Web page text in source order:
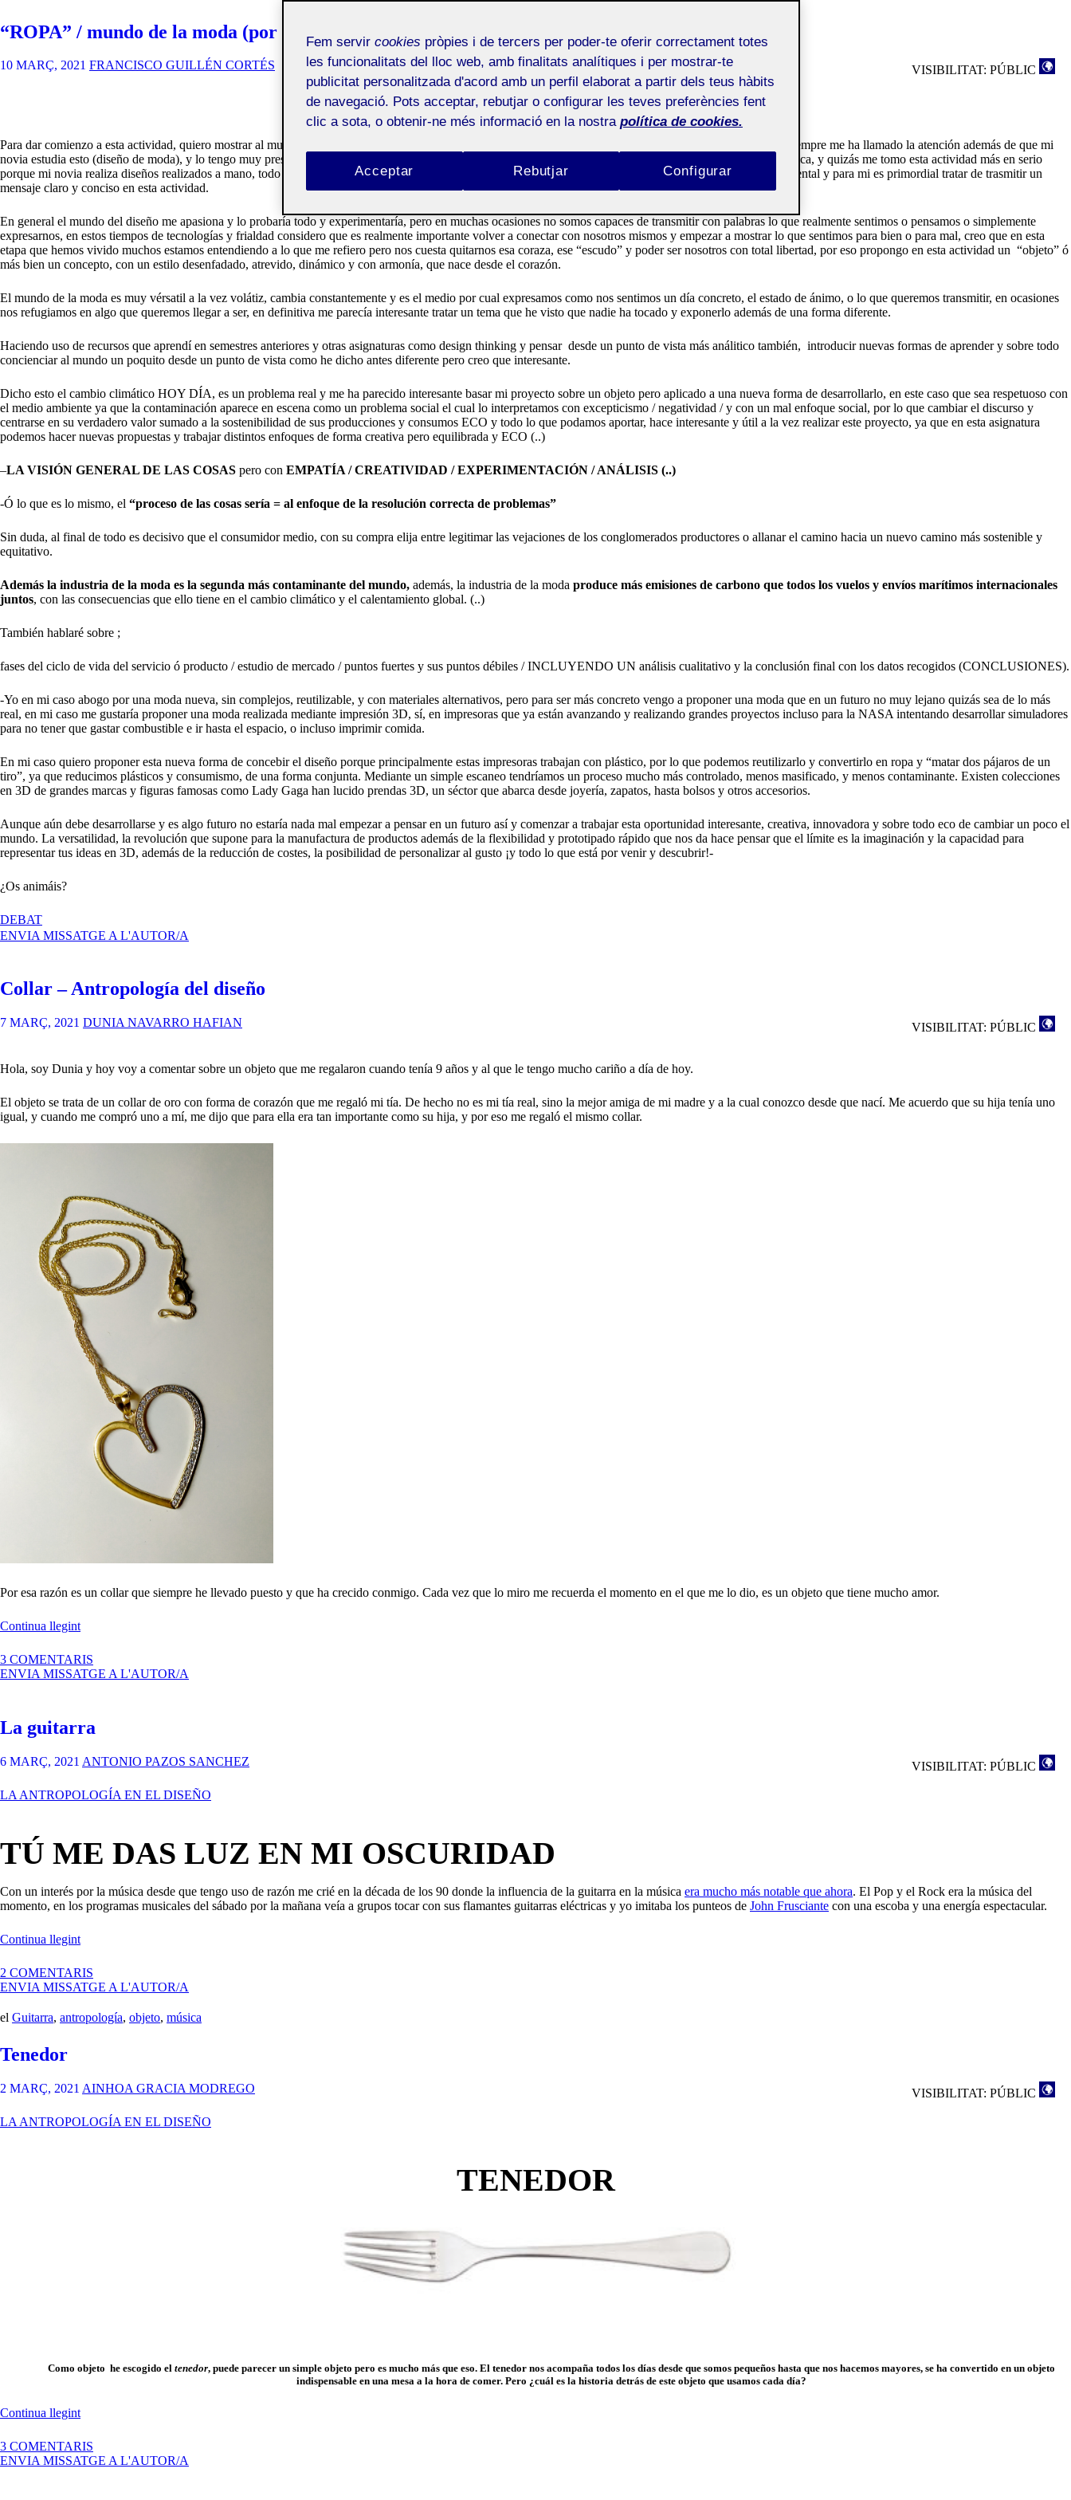
“ROPA” / mundo de la moda (por FRANCISCO GUILLÉN)
10 MARÇ, 2021 FRANCISCO GUILLÉN CORTÉS VISIBILITAT: PÚBLIC
Para dar comienzo a esta actividad, quiero mostrar al mundo una parte de la visión que tengo dentro del mundo de la moda y lo que significa para mi, ya que siempre me ha llamado la atención además de que mi
novia estudia esto (diseño de moda), y lo tengo muy presente en mi día a día, dicho esto lo que a mi me transmite a mi mismo, cada prenda es una sensación única, y quizás me tomo esta actividad más en serio
porque mi novia realiza diseños realizados a mano, todo artesanal y aboga por reutilizar materiales. Soy una persona muy creativa e impulsiva pero muy sentimental y para mi es primordial tratar de trasmitir un
mensaje claro y conciso en esta actividad.
En general el mundo del diseño me apasiona y lo probaría todo y experimentaría, pero en muchas ocasiones no somos capaces de transmitir con palabras lo que realmente sentimos o pensamos o simplemente
expresarnos, en estos tiempos de tecnologías y frialdad considero que es realmente importante volver a conectar con nosotros mismos y empezar a mostrar lo que sentimos para bien o para mal, creo que en esta
etapa que hemos vivido muchos estamos entendiendo a lo que me refiero pero nos cuesta quitarnos esa coraza, ese “escudo” y poder ser nosotros con total libertad, por eso propongo en esta actividad un “objeto” ó
más bien un concepto, con un estilo desenfadado, atrevido, dinámico y con armonía, que nace desde el corazón.
El mundo de la moda es muy vérsatil a la vez volátiz, cambia constantemente y es el medio por cual expresamos como nos sentimos un día concreto, el estado de ánimo, o lo que queremos transmitir, en ocasiones
nos refugiamos en algo que queremos llegar a ser, en definitiva me parecía interesante tratar un tema que he visto que nadie ha tocado y exponerlo además de una forma diferente.
Haciendo uso de recursos que aprendí en semestres anteriores y otras asignaturas como design thinking y pensar desde un punto de vista más análitico también, introducir nuevas formas de aprender y sobre todo
concienciar al mundo un poquito desde un punto de vista como he dicho antes diferente pero creo que interesante.
Dicho esto el cambio climático HOY DÍA, es un problema real y me ha parecido interesante basar mi proyecto sobre un objeto pero aplicado a una nueva forma de desarrollarlo, en este caso que sea respetuoso con
el medio ambiente ya que la contaminación aparece en escena como un problema social el cual lo interpretamos con excepticismo / negatividad / y con un mal enfoque social, por lo que cambiar el discurso y
centrarse en su verdadero valor sumado a la sostenibilidad de sus producciones y consumos ECO y todo lo que podamos aportar, hace interesante y útil a la vez realizar este proyecto, ya que en esta asignatura
podemos hacer nuevas propuestas y trabajar distintos enfoques de forma creativa pero equilibrada y ECO (..)
–LA VISIÓN GENERAL DE LAS COSAS pero con EMPATÍA / CREATIVIDAD / EXPERIMENTACIÓN / ANÁLISIS (..)
-Ó lo que es lo mismo, el “proceso de las cosas sería = al enfoque de la resolución correcta de problemas”
Sin duda, al final de todo es decisivo que el consumidor medio, con su compra elija entre legitimar las vejaciones de los conglomerados productores o allanar el camino hacia un nuevo camino más sostenible y
equitativo.
Además la industria de la moda es la segunda más contaminante del mundo, además, la industria de la moda produce más emisiones de carbono que todos los vuelos y envíos marítimos internacionales
juntos, con las consecuencias que ello tiene en el cambio climático y el calentamiento global. (..)
También hablaré sobre ;
fases del ciclo de vida del servicio ó producto / estudio de mercado / puntos fuertes y sus puntos débiles / INCLUYENDO UN análisis cualitativo y la conclusión final con los datos recogidos (CONCLUSIONES).
-Yo en mi caso abogo por una moda nueva, sin complejos, reutilizable, y con materiales alternativos, pero para ser más concreto vengo a proponer una moda que en un futuro no muy lejano quizás sea de lo más
real, en mi caso me gustaría proponer una moda realizada mediante impresión 3D, sí, en impresoras que ya están avanzando y realizando grandes proyectos incluso para la NASA intentando desarrollar simuladores
para no tener que gastar combustible e ir hasta el espacio, o incluso imprimir comida.
En mi caso quiero proponer esta nueva forma de concebir el diseño porque principalmente estas impresoras trabajan con plástico, por lo que podemos reutilizarlo y convertirlo en ropa y “matar dos pájaros de un
tiro”, ya que reducimos plásticos y consumismo, de una forma conjunta. Mediante un simple escaneo tendríamos un proceso mucho más controlado, menos masificado, y menos contaminante. Existen colecciones
en 3D de grandes marcas y figuras famosas como Lady Gaga han lucido prendas 3D, un séctor que abarca desde joyería, zapatos, hasta bolsos y otros accesorios.
Aunque aún debe desarrollarse y es algo futuro no estaría nada mal empezar a pensar en un futuro así y comenzar a trabajar esta oportunidad interesante, creativa, innovadora y sobre todo eco de cambiar un poco el
mundo. La versatilidad, la revolución que supone para la manufactura de productos además de la flexibilidad y prototipado rápido que nos da hace pensar que el límite es la imaginación y la capacidad para
representar tus ideas en 3D, además de la reducción de costes, la posibilidad de personalizar al gusto ¡y todo lo que está por venir y descubrir!-
¿Os animáis?
DEBATA
“ROPA”
LA
(POR
ENVIA MISSATGE A L'AUTOR/A
Collar – Antropología del diseño
7 MARÇ, 2021 DUNIA NAVARRO HAFIAN VISIBILITAT: PÚBLIC
Hola, soy Dunia y hoy voy a comentar sobre un objeto que me regalaron cuando tenía 9 años y al que le tengo mucho cariño a día de hoy.
El objeto se trata de un collar de oro con forma de corazón que me regaló mi tía. De hecho no es mi tía real, sino la mejor amiga de mi madre y a la cual conozco desde que nací. Me acuerdo que su hija tenía uno
igual, y cuando me compró uno a mí, me dijo que para ella era tan importante como su hija, y por eso me regaló el mismo collar.
Por esa razón es un collar que siempre he llevado puesto y que ha crecido conmigo. Cada vez que lo miro me recuerda el momento en el que me lo dio, es un objeto que tiene mucho amor.
Continua llegint«Collar
Antropología
del
diseño»
3 COMENTARIS
COLLAR
DISEÑO
ENVIA MISSATGE A L'AUTOR/A
La guitarra
6 MARÇ, 2021 ANTONIO PAZOS SANCHEZ VISIBILITAT: PÚBLIC
LA ANTROPOLOGÍA EN EL DISEÑO
TÚ ME DAS LUZ EN MI OSCURIDAD
Con un interés por la música desde que tengo uso de razón me crié en la década de los 90 donde la influencia de la guitarra en la música era mucho más notable que ahora. El Pop y el Rock era la música del
momento, en los programas musicales del sábado por la mañana veía a grupos tocar con sus flamantes guitarras eléctricas y yo imitaba los punteos de John Frusciante con una escoba y una energía espectacular.
Continua llegint«La
2 COMENTARIS
LA
ENVIA MISSATGE A L'AUTOR/A
el Guitarra, antropología, objeto, música
Tenedor
2 MARÇ, 2021 AINHOA GRACIA MODREGO VISIBILITAT: PÚBLIC
LA ANTROPOLOGÍA EN EL DISEÑO
TENEDOR
Como objeto he escogido el tenedor, puede parecer un simple objeto pero es mucho más que eso. El tenedor nos acompaña todos los días desde que somos pequeños hasta que nos hacemos mayores, se ha convertido en un objeto
indispensable en una mesa a la hora de comer. Pero ¿cuál es la historia detrás de este objeto que usamos cada día?
Continua llegint«Tenedor»
3 COMENTARIS
TENEDOR
ENVIA MISSATGE A L'AUTOR/A
Fem servir cookies pròpies i de tercers per poder-te oferir correctament totes
les funcionalitats del lloc web, amb finalitats analítiques i per mostrar-te
publicitat personalitzada d'acord amb un perfil elaborat a partir dels teus hàbits
de navegació. Pots acceptar, rebutjar o configurar les teves preferències fent
clic a sota, o obtenir-ne més informació en la nostra política de cookies.
Rebutjar
Acceptar Configurar